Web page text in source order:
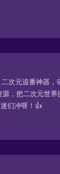
二次元追番神器，
，把二次元世界
们冲呀！👍